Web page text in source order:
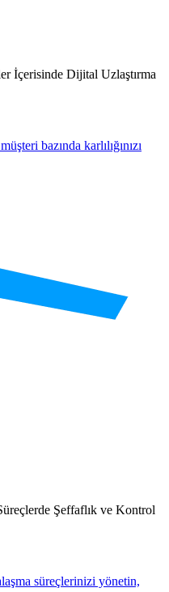
İçerisinde Dijital Uzlaştırma
bazında karlılığınızı
Şeffaflık ve Kontrol
süreçlerinizi yönetin,